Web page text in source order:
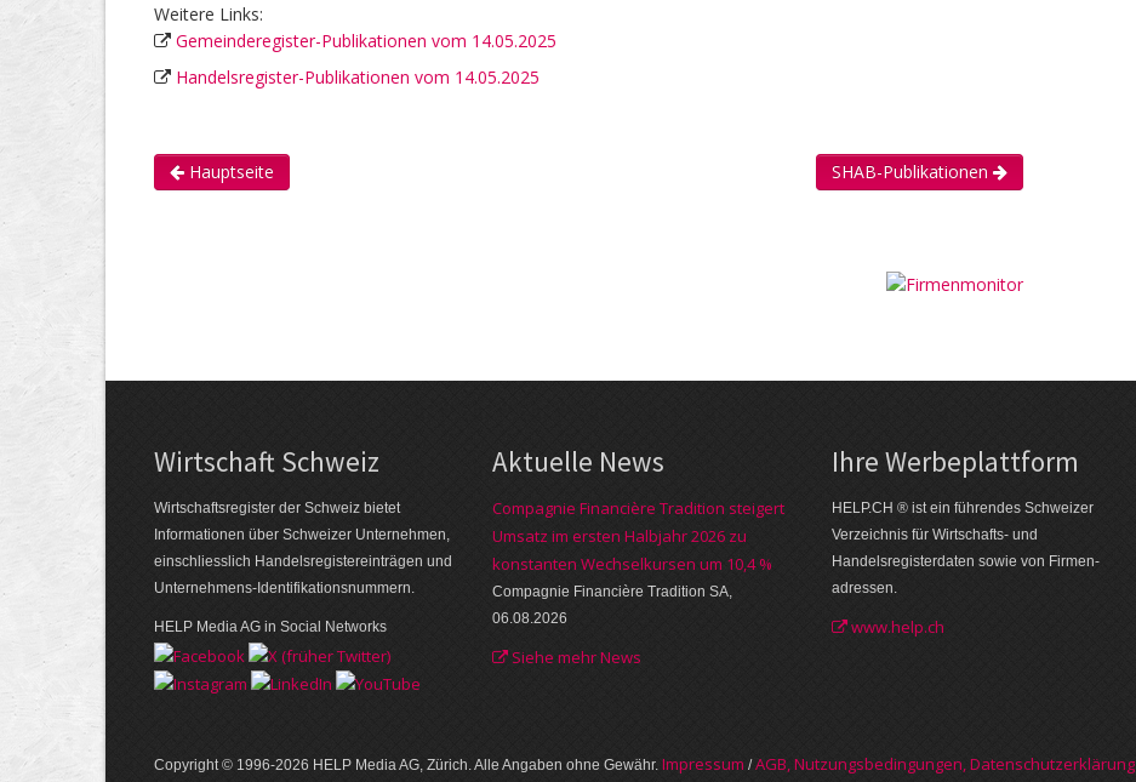
Weitere Links:
Gemeinderegister-Publikationen vom 14.05.2025
Handelsregister-Publikationen vom 14.05.2025
Hauptseite SHAB-Publikationen
Wirtschaft Schweiz
Wirtschaftsregister der Schweiz bietet
Informationen über Schweizer Unternehmen,
einschliesslich Handelsregistereinträgen und
Unternehmens-Identifikationsnummern.
HELP Media AG in Social Networks
Aktuelle News
Compagnie Financière Tradition steigert
Umsatz im ersten Halbjahr 2026 zu
konstanten Wechselkursen um 10,4 %
Compagnie Financière Tradition SA,
06.08.2026
Siehe mehr News
Ihre Werbe­plattform
HELP.CH ® ist ein führendes Schweizer
Verzeichnis für Wirtschafts- und
Handelsregisterdaten sowie von Firmen­
adressen.
www.help.ch
Copyright © 1996-2026 HELP Media AG, Zürich. Alle Angaben ohne Gewähr. Im­pres­sum /AGB, Nut­zungs­bedin­gungen, Daten­schutz­er­klärung